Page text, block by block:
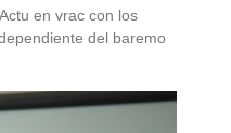
en vrac con los
del baremo